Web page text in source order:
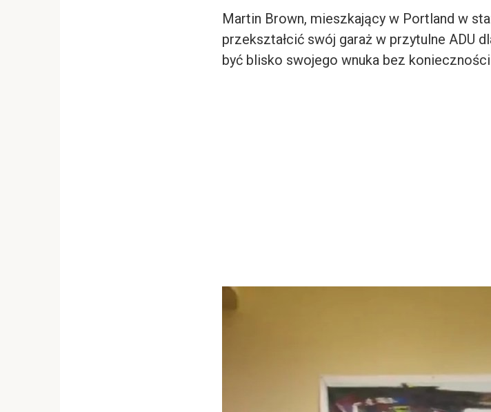
Martin Brown, mieszkający w Portland w
przekształcić swój garaż w przytulne ADU
być blisko swojego wnuka bez